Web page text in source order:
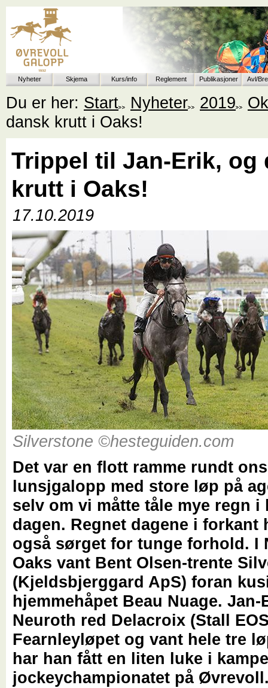
Nyheter Skjema Kurs/info Reglement Publikasjoner Avl/
Du er her: Start Nyheter 2019
dansk krutt i Oaks!
Trippel til Jan-Erik, og
krutt i Oaks!
17.10.2019
Silverstone ©hesteguiden.com
Det var en flott ramme rundt
lunsjgalopp med store løp på
selv om vi måtte tåle mye regn i
dagen. Regnet dagene i forkant
også sørget for tunge forhold. I
Oaks vant Bent Olsen-trente
(Kjeldsbjerggard ApS) foran
hjemmehåpet Beau Nuage. Jan-
Neuroth red Delacroix (Stall
Fearnleyløpet og vant hele tre
har han fått en liten luke i
jockeychampionatet på